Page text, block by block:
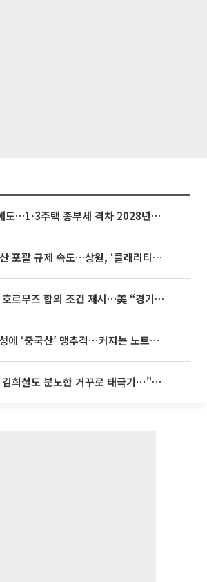
종부세 개편에도…1·3주택 종부세 격차 2028년부터 확대
미국, 가상자산 포괄 규제 속도…상원, ‘클래리티법’ 9월 절차투표 추진
이란, 미국에 호르무즈 합의 조건 제시…美 “경기 아직 안 끝나” [종합]
맥북 품은 삼성에 ‘중국산’ 맹추격⋯커지는 노트북 OLED 시장
서경덕 교수, 김희철도 분노한 거꾸로 태극기⋯"엉터리는 아냐, 아쉬울 뿐"